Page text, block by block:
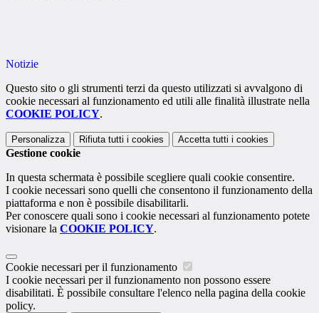
Notizie
Questo sito o gli strumenti terzi da questo utilizzati si avvalgono di
cookie necessari al funzionamento ed utili alle finalità illustrate nella
COOKIE POLICY.
Personalizza Rifiuta tutti i cookies Accetta tutti i cookies
Gestione cookie
In questa schermata è possibile scegliere quali cookie consentire.
I cookie necessari sono quelli che consentono il funzionamento della
piattaforma e non è possibile disabilitarli.
Per conoscere quali sono i cookie necessari al funzionamento potete
visionare la COOKIE POLICY.
Cookie necessari per il funzionamento
I cookie necessari per il funzionamento non possono essere
disabilitati. È possibile consultare l'elenco nella pagina della cookie
policy.